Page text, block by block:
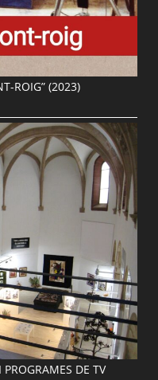
ROIG” (2023)
DE TV